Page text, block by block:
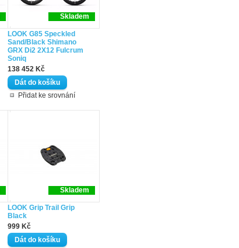
Skladem
LOOK G85 Speckled
Sand/Black Shimano
GRX Di2 2X12 Fulcrum
Soniq
138 452 Kč
Přidat ke srovnání
Skladem
LOOK Grip Trail Grip
Black
999 Kč